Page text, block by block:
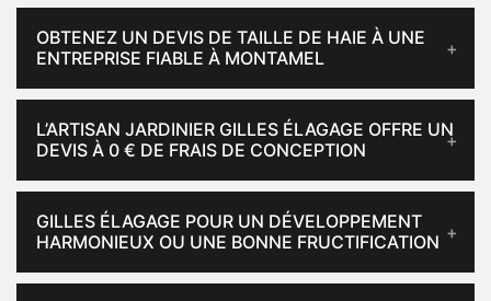
OBTENEZ UN DEVIS DE TAILLE DE HAIE À UNE
ENTREPRISE FIABLE À MONTAMEL
L’ARTISAN JARDINIER GILLES ÉLAGAGE OFFRE UN
DEVIS À 0 € DE FRAIS DE CONCEPTION
GILLES ÉLAGAGE POUR UN DÉVELOPPEMENT
HARMONIEUX OU UNE BONNE FRUCTIFICATION